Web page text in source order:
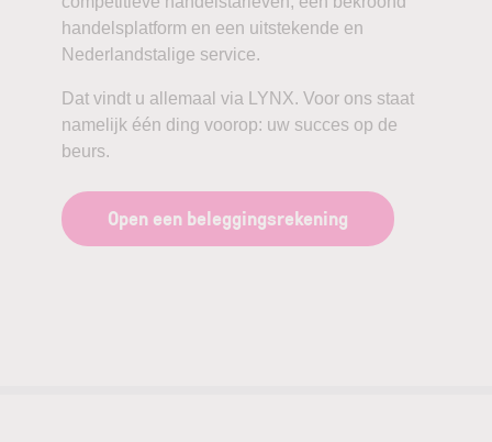
handelsplatform en een uitstekende en
Nederlandstalige service.
Dat vindt u allemaal via LYNX. Voor ons staat
namelijk één ding voorop: uw succes op de
beurs.
Open een beleggingsrekening